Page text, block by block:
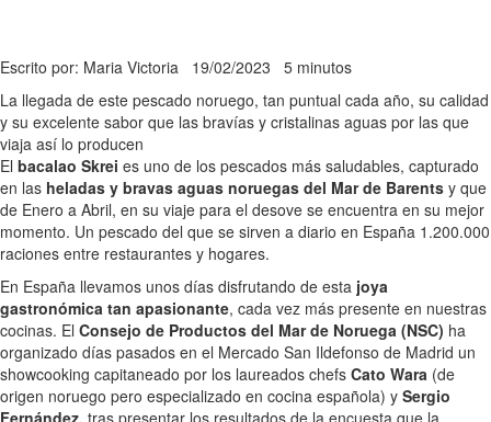
Escrito por: Maria Victoria 19/02/2023 5 minutos
La llegada de este pescado noruego, tan puntual cada año, su calidad
y su excelente sabor que las bravías y cristalinas aguas por las que
viaja así lo producen
El bacalao Skrei es uno de los pescados más saludables, capturado
en las heladas y bravas aguas noruegas del Mar de Barents y que
de Enero a Abril, en su viaje para el desove se encuentra en su mejor
momento. Un pescado del que se sirven a diario en España 1.200.000
raciones entre restaurantes y hogares.
En España llevamos unos días disfrutando de esta joya
gastronómica tan apasionante, cada vez más presente en nuestras
cocinas. El Consejo de Productos del Mar de Noruega (NSC) ha
organizado días pasados en el Mercado San Ildefonso de Madrid un
showcooking capitaneado por los laureados chefs Cato Wara (de
origen noruego pero especializado en cocina española) y Sergio
Fernández, tras presentar los resultados de la encuesta que la